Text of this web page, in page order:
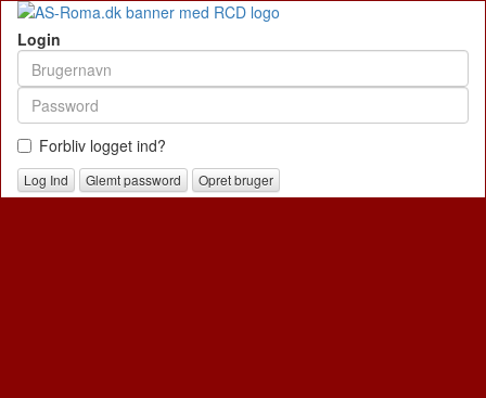
Login
Forbliv logget ind?
Glemt password Opret bruger